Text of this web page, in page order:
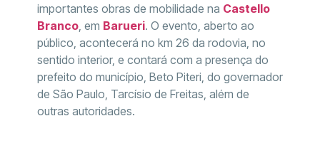
importantes obras de mobilidade na Castello
Branco, em Barueri. O evento, aberto ao
público, acontecerá no km 26 da rodovia, no
sentido interior, e contará com a presença do
prefeito do município, Beto Piteri, do governador
de São Paulo, Tarcísio de Freitas, além de
outras autoridades.